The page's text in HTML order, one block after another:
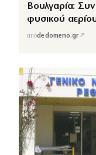
Βουλγαρία:
φυσικού
απόdedomeno.gr ↗